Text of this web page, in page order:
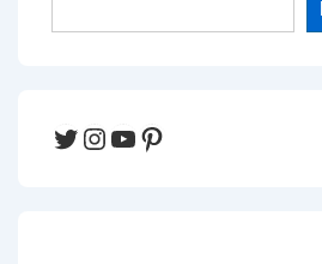
Twitter
Instagram
YouTube
Pinterest